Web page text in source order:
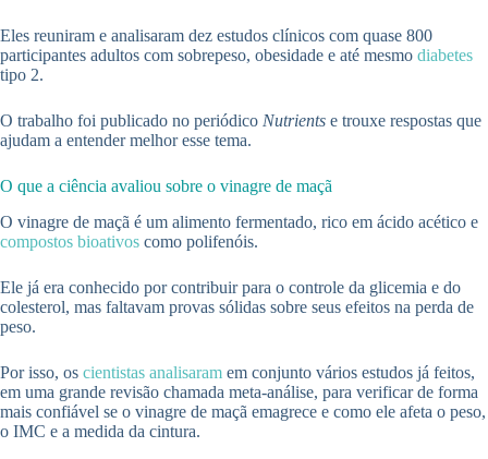
Eles reuniram e analisaram dez estudos clínicos com quase 800
participantes adultos com sobrepeso, obesidade e até mesmo diabetes
tipo 2.
O trabalho foi publicado no periódico Nutrients e trouxe respostas que
ajudam a entender melhor esse tema.
O que a ciência avaliou sobre o vinagre de maçã
O vinagre de maçã é um alimento fermentado, rico em ácido acético e
compostos bioativos como polifenóis.
Ele já era conhecido por contribuir para o controle da glicemia e do
colesterol, mas faltavam provas sólidas sobre seus efeitos na perda de
peso.
Por isso, os cientistas analisaram em conjunto vários estudos já feitos,
em uma grande revisão chamada meta-análise, para verificar de forma
mais confiável se o vinagre de maçã emagrece e como ele afeta o peso,
o IMC e a medida da cintura.